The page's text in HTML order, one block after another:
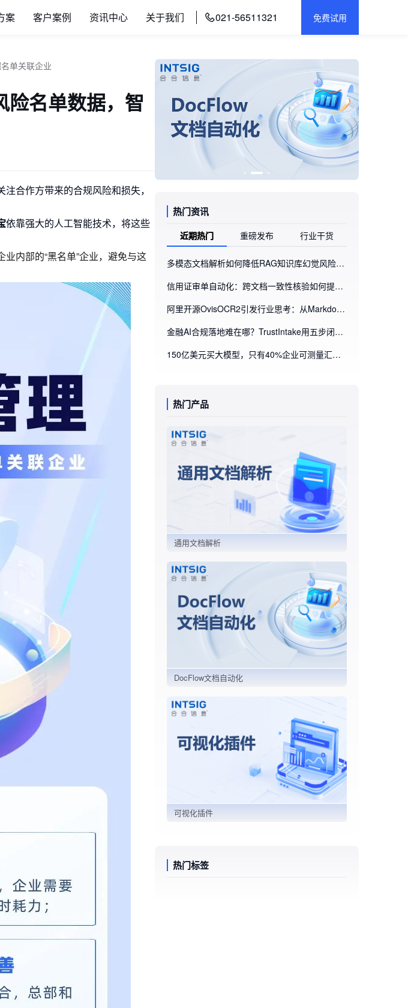
案 客户案例 资讯中心 关于我们 021-56511321 免费试用
单关联企业
险名单数据，智
合作方带来的合规风险和损失，
依靠强大的人工智能技术，将这些
内部的“黑名单”企业，避免与这
热门资讯
近期热门 重磅发布 行业干货
多模态文档解析如何降低RAG知识库幻觉风险：合合信息旗下的TextIn xParse实践
信用证审单自动化：跨文档一致性核验如何提升不符点识别效率
阿里开源OvisOCR2引发行业思考：从Markdown解析到业务流程自动化，企业为什么需要文档智能处理平台
金融AI合规落地难在哪？TrustIntake用五步闭环重构智能进件审核
150亿美元买大模型，只有40%企业可测量汇报？企业AI ROI的破局点藏在文档里
热门产品
通用文档解析
DocFlow文档自动化
可视化插件
热门标签